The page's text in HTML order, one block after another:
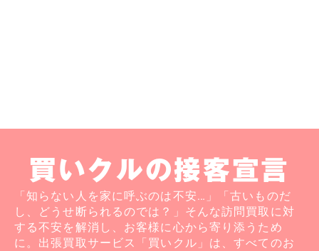
買いクルの接客宣言
「知らない人を家に呼ぶのは不安…」「古いものだ
し、どうせ断られるのでは？」そんな訪問買取に対
する不安を解消し、お客様に心から寄り添うため
に。出張買取サービス「買いクル」は、すべてのお